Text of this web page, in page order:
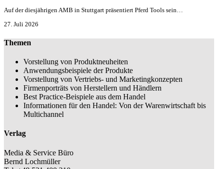
Auf der diesjährigen AMB in Stuttgart präsentiert Pferd Tools sein…
27. Juli 2026
Themen
Vorstellung von Produktneuheiten
Anwendungsbeispiele der Produkte
Vorstellung von Vertriebs- und Marketingkonzepten
Firmenporträts von Herstellern und Händlern
Best Practice-Beispiele aus dem Handel
Informationen für den Handel: Von der Warenwirtschaft bis
Multichannel
Verlag
Media & Service Büro
Bernd Lochmüller